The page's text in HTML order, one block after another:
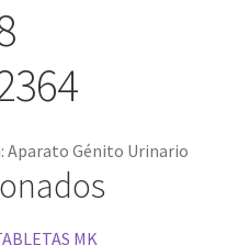
Aparato Génito Urinario